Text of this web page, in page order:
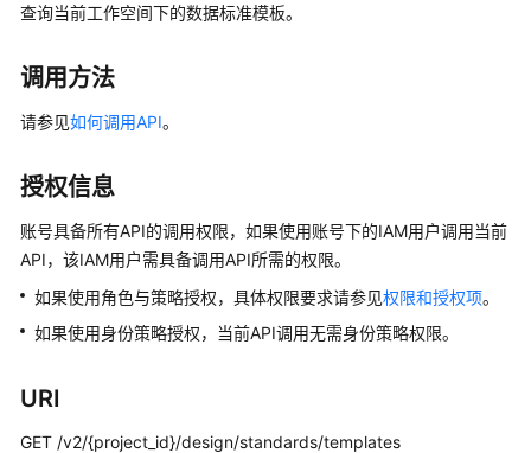
公
产
品
绍
数
据
理
方
快
查询当前工作空间下的数据标准模板。
调用方法
请参见如何调用API。
授权信息
账号具备所有API的调用权限，如果使用账号下的IAM用户调用当前
API，该IAM用户需具备调用API所需的权限。
如果使用角色与策略授权，具体权限要求请参见权限和授权项。
如果使用身份策略授权，当前API调用无需身份策略权限。
URI
GET /v2/{project_id}/design/standards/templates